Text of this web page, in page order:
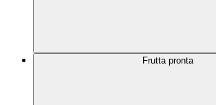
Frutta pronta